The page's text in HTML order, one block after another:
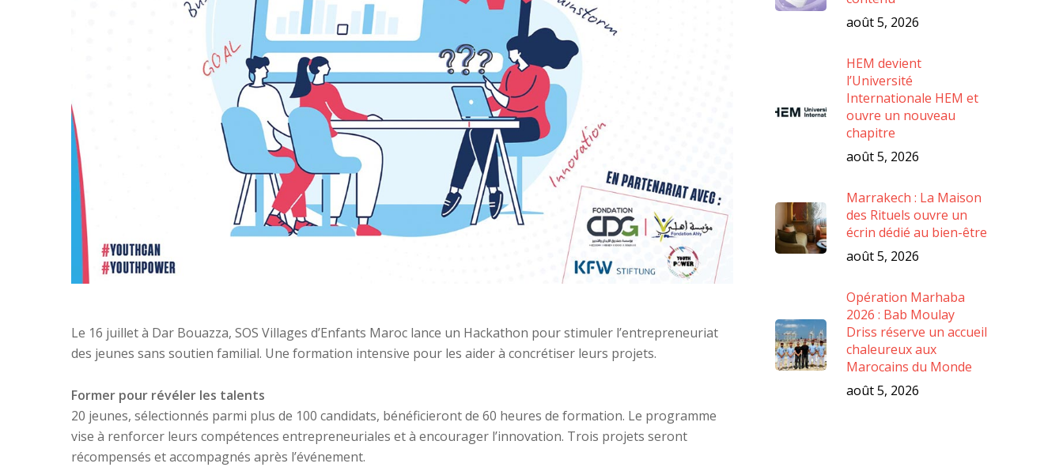
Le 16 juillet à Dar Bouazza, SOS Villages d’Enfants Maroc lance un Hackathon pour stimuler l’entrepreneuriat
des jeunes sans soutien familial. Une formation intensive pour les aider à concrétiser leurs projets.
Former pour révéler les talents
20 jeunes, sélectionnés parmi plus de 100 candidats, bénéficieront de 60 heures de formation. Le programme
vise à renforcer leurs compétences entrepreneuriales et à encourager l’innovation. Trois projets seront
récompensés et accompagnés après l’événement.
août 5, 2026
HEM devient
l’Université
Internationale HEM et
ouvre un nouveau
chapitre
août 5, 2026
Marrakech : La Maison
des Rituels ouvre un
écrin dédié au bien-être
août 5, 2026
Opération Marhaba
2026 : Bab Moulay
Driss réserve un accueil
chaleureux aux
Marocains du Monde
août 5, 2026